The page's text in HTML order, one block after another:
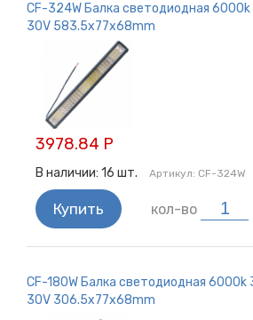
CF-324W Балка светодиодная
30V 583.5x77x68mm
3978.84 Р
В наличии: 16 шт. Артикул: CF-324W
Купить кол-во
CF-180W Балка светодиодная
30V 306.5x77x68mm